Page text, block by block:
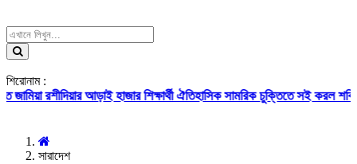
শিরোনাম :
রশীদিয়ার আড়াই হাজার শিক্ষার্থীঐতিহাসিক সামরিক চুক্তিতে সই করল
সারাদেশ